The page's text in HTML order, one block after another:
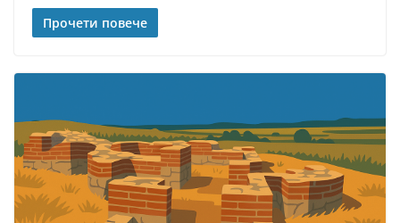
Прочети повече